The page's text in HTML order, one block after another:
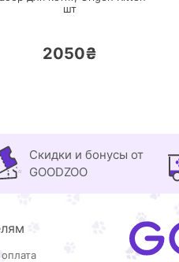
шт
2050₴
Скидки и бонусы от
GOODZOO